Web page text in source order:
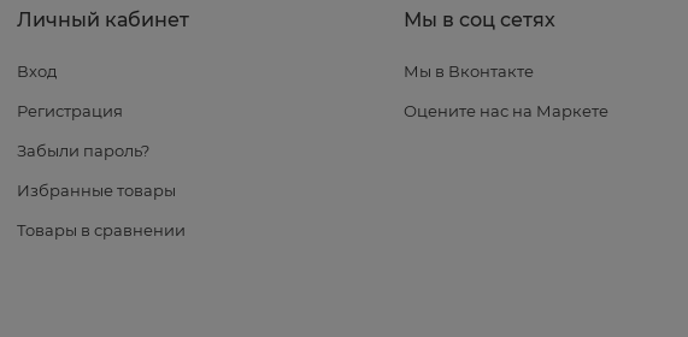
Личный кабинет
Вход
Регистрация
Забыли пароль?
Избранные товары
Товары в сравнении
Мы в соц сетях
Мы в Вконтакте
Оцените нас на Маркете